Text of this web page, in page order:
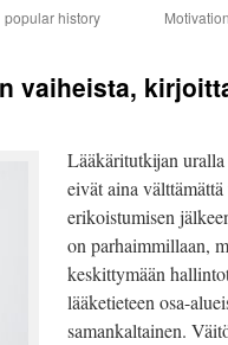
history
vaiheista,
Lääkäritutkijan
eivät aina
erikoistumisen
on parhaimmillaan,
keskittymään
lääketieteen osa-
samankaltainen.